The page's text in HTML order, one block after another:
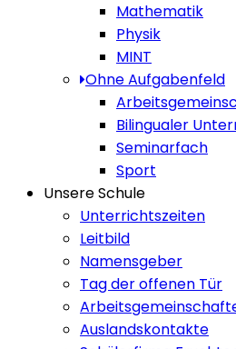
Mathematik
Physik
MINT
Ohne Aufgabenfeld
Bilingualer
Seminarfach
Sport
Unsere Schule
Unterrichtszeiten
Leitbild
Namensgeber
Tag der offenen Tür
Auslandskontakte